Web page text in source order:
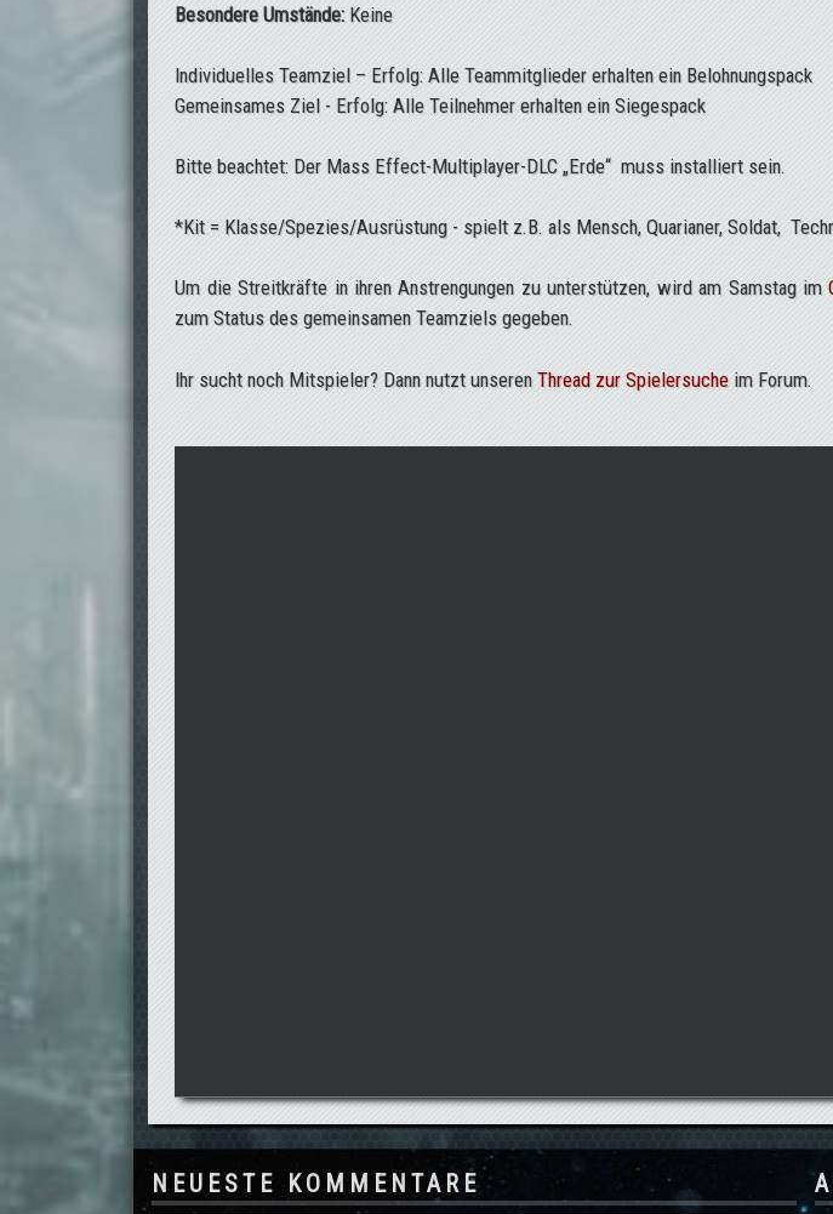
Besondere Umstände:Keine
Individuelles Teamziel – Erfolg: Alle Teammitglieder erhalten ein Belohnungspack
Gemeinsames Ziel - Erfolg: Alle Teilnehmer erhalten ein Siegespack
Bitte beachtet: Der Mass Effect-Multiplayer-DLC „Erde“ muss installiert sein.
*Kit = Klasse/Spezies/Ausrüstung - spielt z.B. als Mensch, Quarianer, Soldat,
Um die Streitkräfte in ihren Anstrengungen zu unterstützen, wird am Samstag im
zum Status des gemeinsamen Teamziels gegeben.
Ihr sucht noch Mitspieler? Dann nutzt unserenThread zur Spielersucheim Forum.
NEUESTE KOMMENTARE